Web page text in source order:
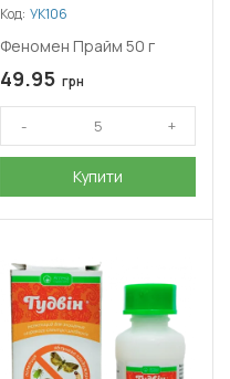
Код: УК106
Феномен Прайм 50 г
49.95 грн
Купити